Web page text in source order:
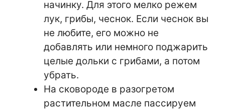
начинку. Для этого мелко режем
лук, грибы, чеснок. Если чеснок вы
не любите, его можно не
добавлять или немного поджарить
целые дольки с грибами, а потом
убрать.
На сковороде в разогретом
растительном масле пассируем